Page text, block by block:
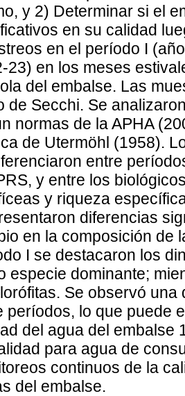
y 2) Determinar si el
en su calidad
en el período I
23) en los meses
del embalse. Las
de Secchi. Se
normas de la APHA
de Utermöhl (1958).
entre
y entre los
y riqueza
diferencias
en la composición de
I se destacaron los
especie dominante;
Se observó
períodos, lo que puede
del agua del embalse
para agua de
continuos de la
del embalse.